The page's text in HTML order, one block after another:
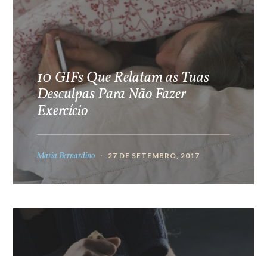
10 GIFs Que Relatam as Tuas
Desculpas Para Não Fazer
Exercício
Maria Bernardino 27 DE SETEMBRO, 2017